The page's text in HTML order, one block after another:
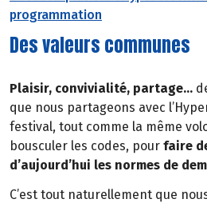
programmation
Des valeurs communes
Plaisir, convivialité, partage…
que nous partageons avec
festival, tout comme la même
bousculer les codes, pour faire
d’aujourd’hui les normes de
C’est tout naturellement que